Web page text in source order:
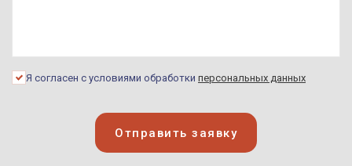
Я согласен с условиями обработки персональных данных
Отправить заявку